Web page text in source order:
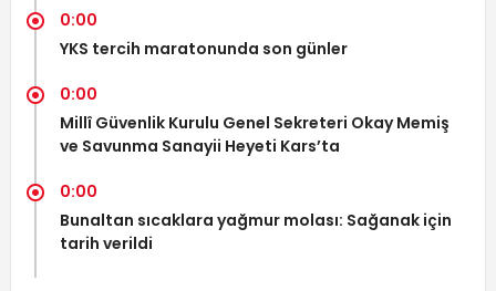
0:00
YKS tercih maratonunda son günler
0:00
Millî Güvenlik Kurulu Genel Sekreteri Okay Memiş
ve Savunma Sanayii Heyeti Kars’ta
0:00
Bunaltan sıcaklara yağmur molası: Sağanak için
tarih verildi